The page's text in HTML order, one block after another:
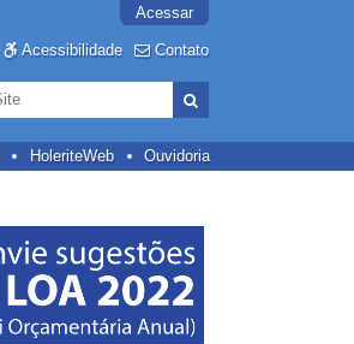
Acessar
Acessibilidade Contato
HoleriteWeb Ouvidoria